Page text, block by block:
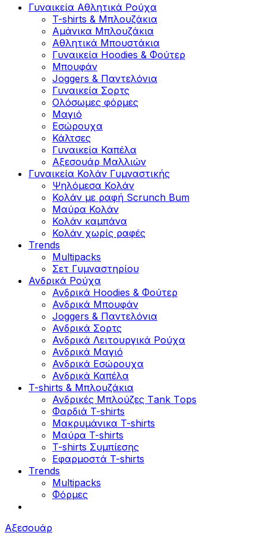
Γυναικεία Αθλητικά Ρούχα
T-shirts & Μπλουζάκια
Αμάνικα Μπλουζάκια
Aθλητικά Μπουστάκια
Γυναικεία Hoodies & Φούτερ
Μπουφάν
Joggers & Παντελόνια
Γυναικεία Σορτς
Ολόσωμες φόρμες
Μαγιό
Εσώρουχα
Κάλτσες
Γυναικεία Καπέλα
Αξεσουάρ Μαλλιών
Γυναικεία Κολάν Γυμναστικής
Ψηλόμεσα Κολάν
Κολάν με ραφή Scrunch Bum
Μαύρα Κολάν
Κολάν καμπάνα
Κολάν χωρίς ραφές
Trends
Multipacks
Σετ Γυμναστηρίου
Ανδρικά Ρούχα
Ανδρικά Hoodies & Φούτερ
Ανδρικά Μπουφάν
Joggers & Παντελόνια
Ανδρικά Σορτς
Ανδρικά Λειτουργικά Ρούχα
Ανδρικά Μαγιό
Ανδρικά Εσώρουχα
Ανδρικά Καπέλα
T-shirts & Μπλουζάκια
Ανδρικές Mπλούζες Τank Τops
Φαρδιά T-shirts
Μακρυμάνικα T-shirts
Μαύρα T-shirts
T-shirts Συμπίεσης
Εφαρμοστά T-shirts
Trends
Multipacks
Φόρμες
Αξεσουάρ